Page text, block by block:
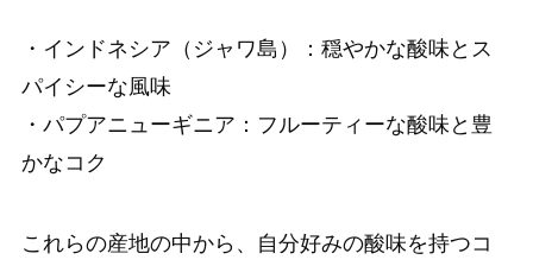
・インドネシア（ジャワ島）：穏やかな酸味とス
パイシーな風味
・パプアニューギニア：フルーティーな酸味と豊
かなコク
これらの産地の中から、自分好みの酸味を持つコ